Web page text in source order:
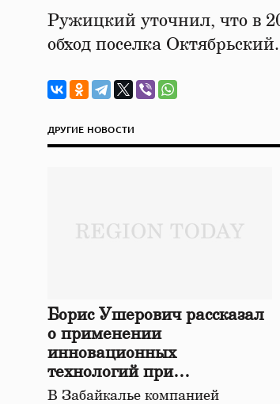
Ружицкий уточнил, что в
обход поселка Октябрьский.
ДРУГИЕ НОВОСТИ
Борис Ушерович рассказал
о применении
инновационных
технологий при
строительстве нового моста
В Забайкалье компанией